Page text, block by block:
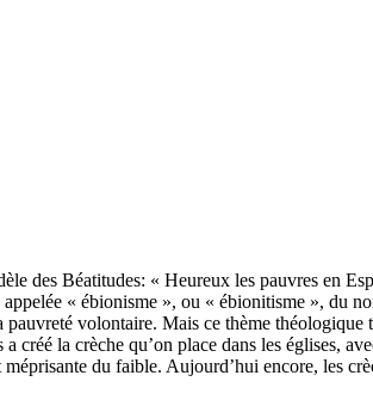
des Béatitudes: « Heureux les pauvres en
« ébionisme », ou « ébionitisme », du
volontaire. Mais ce thème théologique
créé la crèche qu’on place dans les églises,
du faible. Aujourd’hui encore, les